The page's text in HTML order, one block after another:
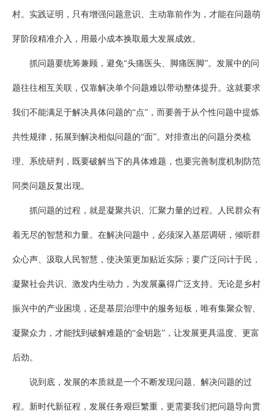
村。实践证明，只有增强问题意识、主动靠前作为，才能在问题萌
芽阶段精准介入，用最小成本换取最大发展成效。
抓问题要统筹兼顾，避免“头痛医头、脚痛医脚”。发展中的问
题往往相互关联，仅靠解决单个问题难以带动整体提升。这就要求
我们不能满足于解决具体问题的“点”，而要善于从个性问题中提炼
共性规律，拓展到解决相似问题的“面”。对排查出的问题分类梳
理、系统研判，既要破解当下的具体难题，也要完善制度机制防范
同类问题反复出现。
抓问题的过程，就是凝聚共识、汇聚力量的过程。人民群众有
着无尽的智慧和力量。在解决问题中，必须深入基层调研，倾听群
众心声、汲取人民智慧，使决策更加贴近实际；要广泛问计于民，
凝聚社会共识、激发内生动力，为发展赢得广泛支持。无论是乡村
振兴中的产业困境，还是基层治理中的服务短板，唯有集聚众智、
凝聚众力，才能找到破解难题的“金钥匙”，让发展更具温度、更富
后劲。
说到底，发展的本质就是一个不断发现问题、解决问题的过
程。新时代新征程，发展任务艰巨繁重，更需要我们把问题导向贯